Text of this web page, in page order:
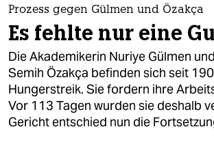
themen
politik
öko
gesellschaft
kultur
Prozess gegen Gülmen und Özakça
Es fehlte nur eine
Die Akademikerin Nuriye Gülmen
Semih Özakça befinden sich seit
Hungerstreik. Sie fordern ihre
Vor 113 Tagen wurden sie deshalb
Gericht entschied nun die